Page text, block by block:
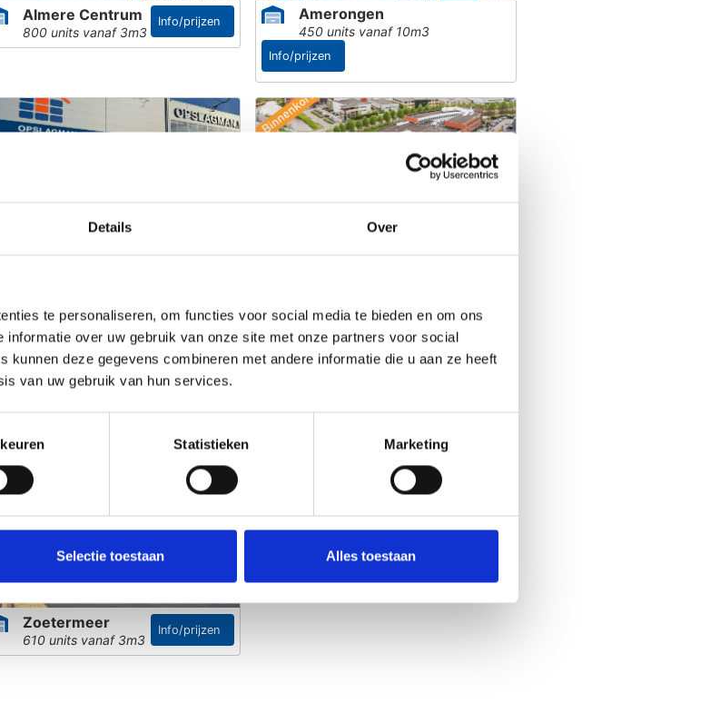
Details Over
te personaliseren, om functies voor social media te bieden en om ons
over uw gebruik van onze site met onze partners voor social
kunnen deze gegevens combineren met andere informatie die u aan ze heeft
van uw gebruik van hun services.
Statistieken Marketing
Selectie toestaan Alles toestaan
Almere Centrum
800 units vanaf 3m3
Info/prijzen Amerongen
450 units vanaf 10m3
Info/prijzen
Capelle a/d IJssel Den Haag
Utrecht
prijzen
Veenendaal
Zoetermeer
610 units vanaf 3m3
Info/prijzen